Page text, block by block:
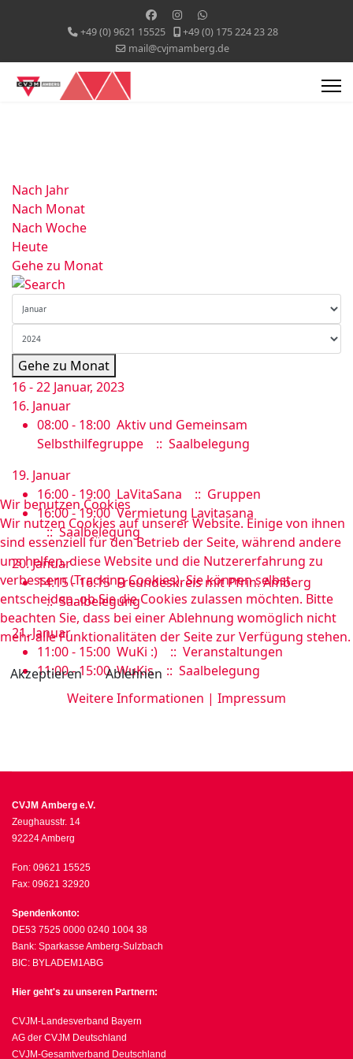
+49 (0) 9621 15525
+49 (0) 175 224 23 28
mail@cvjmamberg.de
Nach Jahr
Nach Monat
Nach Woche
Heute
Gehe zu Monat
Gehe zu Monat
16 - 22 Januar, 2023
16. Januar
08:00 - 18:00 Aktiv und Gemeinsam
Selbsthilfegruppe
:: Saalbelegung
19. Januar
16:00 - 19:00 LaVitaSana
:: Gruppen
16:00 - 19:00Vermietung Lavitasana
:: Saalbelegung
20. Januar
14:15 - 16:15Freundeskreis mit Pfrin. Amberg
:: Saalbelegung
21. Januar
11:00 - 15:00 WuKi :)
:: Veranstaltungen
11:00 - 15:00WuKis :: Saalbelegung
CVJM Amberg e.V.
Zeughausstr. 14
92224 Amberg
Fon: 09621 15525
Fax: 09621 32920
Spendenkonto:
DE53 7525 0000 0240 1004 38
Bank: Sparkasse Amberg-Sulzbach
BIC: BYLADEM1ABG
Hier geht's zu unseren Partnern:
CVJM-Landesverband Bayern
AG der CVJM Deutschland
CVJM-Gesamtverband Deutschland
Wir benutzen Cookies
Wir nutzen Cookies auf unserer Website. Einige von ihnen
sind essenziell für den Betrieb der Seite, während andere
uns helfen, diese Website und die Nutzererfahrung zu
verbessern (Tracking Cookies). Sie können selbst
entscheiden, ob Sie die Cookies zulassen möchten. Bitte
beachten Sie, dass bei einer Ablehnung womöglich nicht
mehr alle Funktionalitäten der Seite zur Verfügung stehen.
Akzeptieren
Ablehnen
Weitere Informationen | Impressum